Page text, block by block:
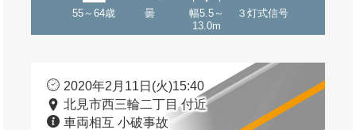
55～64歳 曇
幅5.5～
13.0m
３灯式信号
2020年2月11日(火)15:40
北見市西三輪二丁目 付近
車両相互 小破事故